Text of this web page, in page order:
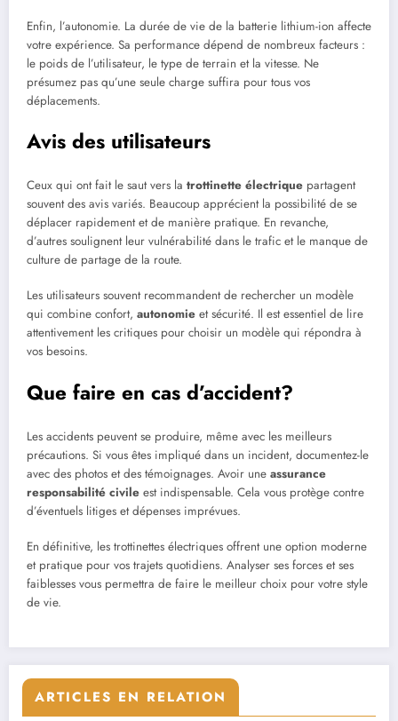
Enfin, l’autonomie. La durée de vie de la batterie lithium-ion affecte
votre expérience. Sa performance dépend de nombreux facteurs :
le poids de l’utilisateur, le type de terrain et la vitesse. Ne
présumez pas qu’une seule charge suffira pour tous vos
déplacements.
Avis des utilisateurs
Ceux qui ont fait le saut vers la trottinette électrique partagent
souvent des avis variés. Beaucoup apprécient la possibilité de se
déplacer rapidement et de manière pratique. En revanche,
d’autres soulignent leur vulnérabilité dans le trafic et le manque de
culture de partage de la route.
Les utilisateurs souvent recommandent de rechercher un modèle
qui combine confort, autonomie et sécurité. Il est essentiel de lire
attentivement les critiques pour choisir un modèle qui répondra à
vos besoins.
Que faire en cas d’accident?
Les accidents peuvent se produire, même avec les meilleurs
précautions. Si vous êtes impliqué dans un incident, documentez-le
avec des photos et des témoignages. Avoir une assurance
responsabilité civile est indispensable. Cela vous protège contre
d’éventuels litiges et dépenses imprévues.
En définitive, les trottinettes électriques offrent une option moderne
et pratique pour vos trajets quotidiens. Analyser ses forces et ses
faiblesses vous permettra de faire le meilleur choix pour votre style
de vie.
ARTICLES EN RELATION